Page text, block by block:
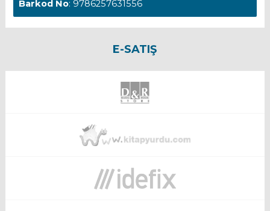
Barkod No: 9786257631556
E-SATIŞ